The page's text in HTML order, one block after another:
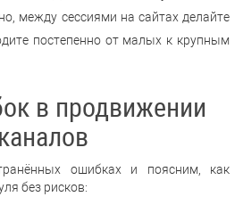
между сессиями на сайтах делайте
постепенно от малых к крупным
в продвижении
каналов
ошибках и поясним, как
без рисков: